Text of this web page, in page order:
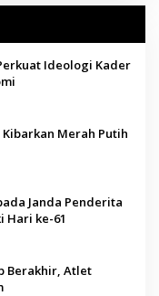
Ideologi Kader
Merah Putih
Janda Penderita
Hari ke-61
Berakhir, Atlet